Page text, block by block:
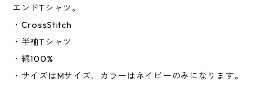
エンドTシャツ。
・CrossStitch
・半袖Tシャツ
・綿100%
・サイズはMサイズ、カラーはネイビーのみになります。